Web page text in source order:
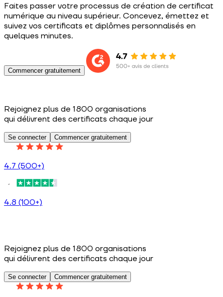
Faites passer votre processus de création de certificat
numérique au niveau supérieur. Concevez, émettez et
suivez vos certificats et diplômes personnalisés en
quelques minutes.
Commencer gratuitement
Rejoignez plus de 1 800 organisations
qui délivrent des certificats chaque jour
Se connecter Commencer gratuitement
4.7 (500+)
4.8 (100+)
Rejoignez plus de 1 800 organisations
qui délivrent des certificats chaque jour
Se connecter Commencer gratuitement